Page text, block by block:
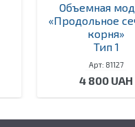
Объемная
«Продольное
корня»
Тип 1
Арт: 81127
4 800 UAH